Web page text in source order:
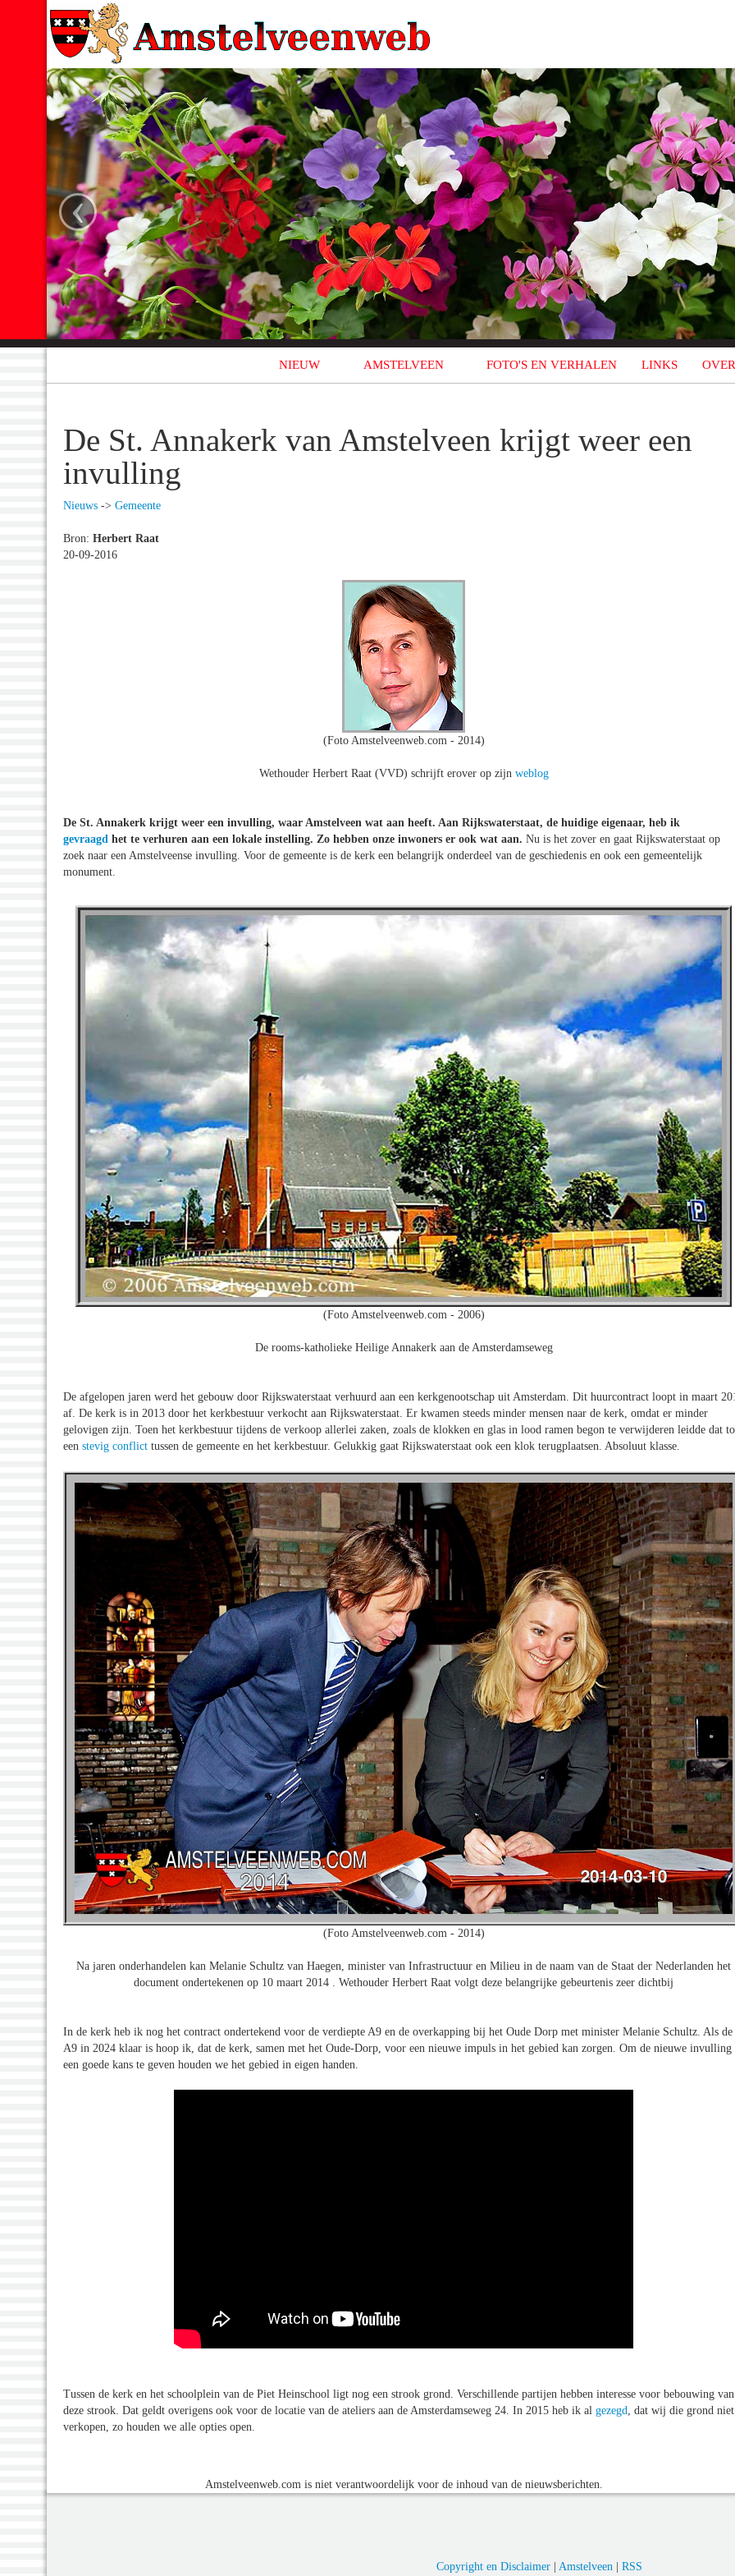
‹
NIEUW AMSTELVEEN FOTO'S EN VERHALEN LINKS
De St. Annakerk van Amstelveen krijgt weer een
invulling
Nieuws -> Gemeente
Bron: Herbert Raat
20-09-2016
(Foto Amstelveenweb.com - 2014)
Wethouder Herbert Raat (VVD) schrijft erover op zijn weblog
De St. Annakerk krijgt weer een invulling, waar Amstelveen wat aan heeft. Aan Rijkswaterstaat, de huidige eigenaar, heb ik
gevraagd het te verhuren aan een lokale instelling. Zo hebben onze inwoners er ook wat aan. Nu is het zover en gaat Rijkswaterstaat op
zoek naar een Amstelveense invulling. Voor de gemeente is de kerk een belangrijk onderdeel van de geschiedenis en ook een gemeentelijk
monument.
(Foto Amstelveenweb.com - 2006)
De rooms-katholieke Heilige Annakerk aan de Amsterdamseweg
De afgelopen jaren werd het gebouw door Rijkswaterstaat verhuurd aan een kerkgenootschap uit Amsterdam. Dit huurcontract loopt in maart
af. De kerk is in 2013 door het kerkbestuur verkocht aan Rijkswaterstaat. Er kwamen steeds minder mensen naar de kerk, omdat er minder
gelovigen zijn. Toen het kerkbestuur tijdens de verkoop allerlei zaken, zoals de klokken en glas in lood ramen begon te verwijderen leidde dat
een stevig conflict tussen de gemeente en het kerkbestuur. Gelukkig gaat Rijkswaterstaat ook een klok terugplaatsen. Absoluut klasse.
(Foto Amstelveenweb.com - 2014)
Na jaren onderhandelen kan Melanie Schultz van Haegen, minister van Infrastructuur en Milieu in de naam van de Staat der Nederlanden het
document ondertekenen op 10 maart 2014 . Wethouder Herbert Raat volgt deze belangrijke gebeurtenis zeer dichtbij
In de kerk heb ik nog het contract ondertekend voor de verdiepte A9 en de overkapping bij het Oude Dorp met minister Melanie Schultz. Als de
A9 in 2024 klaar is hoop ik, dat de kerk, samen met het Oude-Dorp, voor een nieuwe impuls in het gebied kan zorgen. Om de nieuwe invulling
een goede kans te geven houden we het gebied in eigen handen.
Tussen de kerk en het schoolplein van de Piet Heinschool ligt nog een strook grond. Verschillende partijen hebben interesse voor bebouwing van
deze strook. Dat geldt overigens ook voor de locatie van de ateliers aan de Amsterdamseweg 24. In 2015 heb ik al gezegd
, dat wij die grond niet
verkopen, zo houden we alle opties open.
Amstelveenweb.com is niet verantwoordelijk voor de inhoud van de nieuwsberichten.
Copyright en Disclaimer| Amstelveen RSS